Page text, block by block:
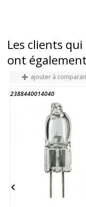
Les clients
ont
ajouter à
2388440014040
FIN DE STOCK
